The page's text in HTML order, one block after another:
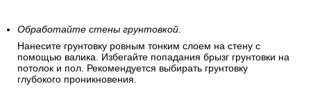
Обработайте стены грунтовкой.
Нанесите грунтовку ровным тонким слоем на стену с
помощью валика. Избегайте попадания брызг грунтовки на
потолок и пол. Рекомендуется выбирать грунтовку
глубокого проникновения.